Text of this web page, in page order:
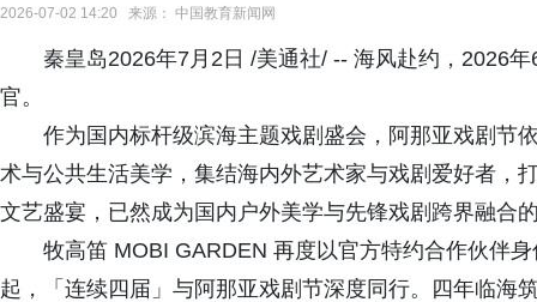
2026-07-02 14:20 来源： 中国教育新闻网
秦皇岛2026年7月2日 /美通社/ -- 海风赴约，2026
官。
作为国内标杆级滨海主题戏剧盛会，阿那亚戏剧节
术与公共生活美学，集结海内外艺术家与戏剧爱好者，
文艺盛宴，已然成为国内户外美学与先锋戏剧跨界融合
牧高笛 MOBI GARDEN 再度以官方特约合作伙伴
起，「连续四届」与阿那亚戏剧节深度同行。四年临海